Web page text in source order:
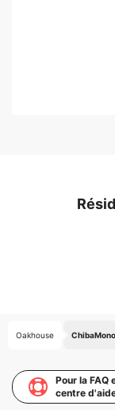
Oakhouse
Pour la
centre